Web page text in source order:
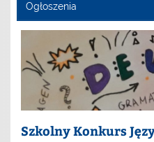
Ogłoszenia
Szkolny Konkurs